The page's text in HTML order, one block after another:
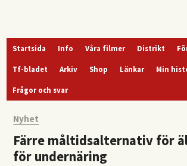
Startsida Info Våra filmer Distrikt
Tf-bladet Arkiv Shop Länkar Min
Frågor och svar
Nyhet
Färre måltidsalternativ för
för undernäring